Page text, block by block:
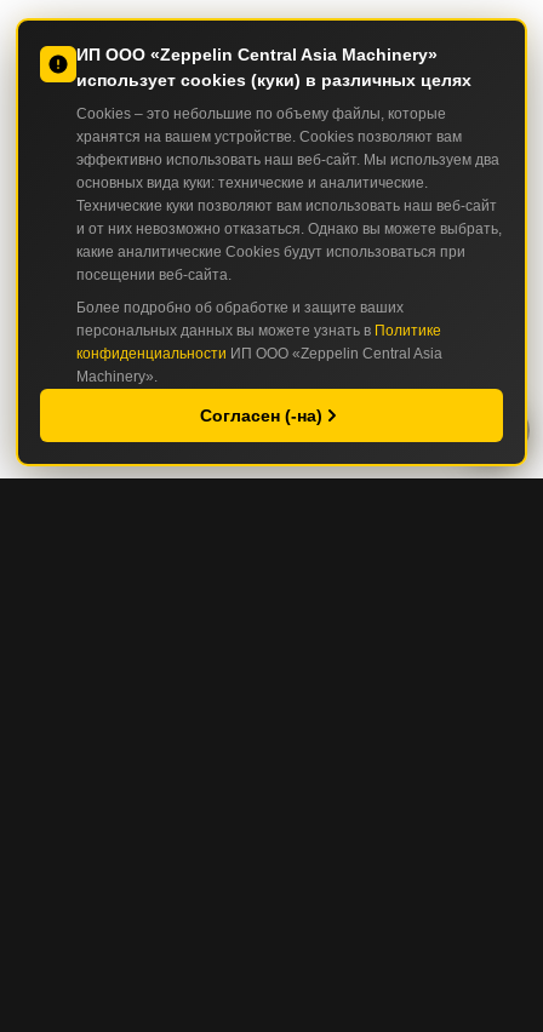
ИП ООО «Zeppelin Central Asia Machinery»
использует cookies (куки) в различных целях
Cookies – это небольшие по объему файлы, которые
хранятся на вашем устройстве. Cookies позволяют вам
эффективно использовать наш веб-сайт. Мы используем два
основных вида куки: технические и аналитические.
Технические куки позволяют вам использовать наш веб-сайт
и от них невозможно отказаться. Однако вы можете выбрать,
какие аналитические Cookies будут использоваться при
посещении веб-сайта.
Более подробно об обработке и защите ваших
персональных данных вы можете узнать в Политике
конфиденциальности ИП ООО «Zeppelin Central Asia
Machinery».
Согласен (-на)